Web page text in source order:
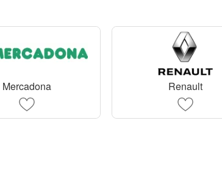
Mercadona Renault